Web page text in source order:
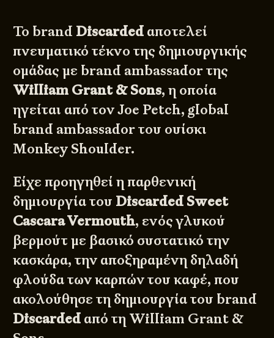
Το brand Discarded αποτελεί
πνευματικό τέκνο της δημιουργικής
ομάδας με brand ambassador της
William Grant & Sons, η οποία
ηγείται από τον Joe Petch, global
brand ambassador του ουίσκι
Monkey Shoulder.
Είχε προηγηθεί η παρθενική
δημιουργία του Discarded Sweet
Cascara Vermouth, ενός γλυκού
βερμούτ με βασικό συστατικό την
κασκάρα, την αποξηραμένη δηλαδή
φλούδα των καρπών του καφέ, που
ακολούθησε τη δημιουργία του brand
Discarded από τη William Grant &